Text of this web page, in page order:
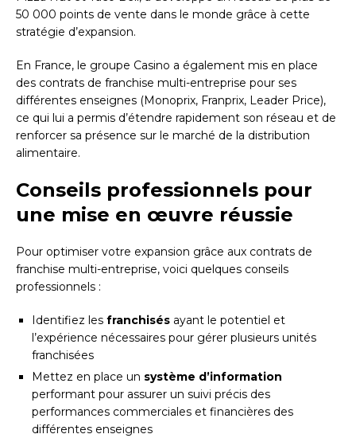
50 000 points de vente dans le monde grâce à cette
stratégie d’expansion.
En France, le groupe Casino a également mis en place
des contrats de franchise multi-entreprise pour ses
différentes enseignes (Monoprix, Franprix, Leader Price),
ce qui lui a permis d’étendre rapidement son réseau et de
renforcer sa présence sur le marché de la distribution
alimentaire.
Conseils professionnels pour
une mise en œuvre réussie
Pour optimiser votre expansion grâce aux contrats de
franchise multi-entreprise, voici quelques conseils
professionnels :
Identifiez les franchisés ayant le potentiel et
l’expérience nécessaires pour gérer plusieurs unités
franchisées
Mettez en place un système d’information
performant pour assurer un suivi précis des
performances commerciales et financières des
différentes enseignes